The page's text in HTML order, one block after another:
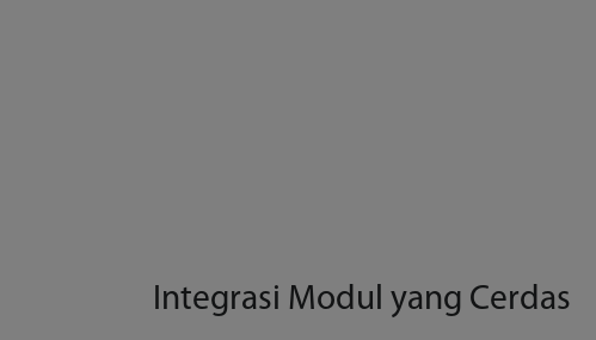
Integrasi Modul yang Cerdas